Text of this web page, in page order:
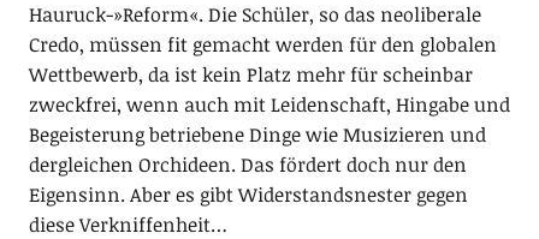
Hauruck-»Reform«. Die Schüler, so das neoliberale
Credo, müssen fit gemacht werden für den globalen
Wettbewerb, da ist kein Platz mehr für scheinbar
zweckfrei, wenn auch mit Leidenschaft, Hingabe und
Begeisterung betriebene Dinge wie Musizieren und
dergleichen Orchideen. Das fördert doch nur den
Eigensinn. Aber es gibt Widerstandsnester gegen
diese Verkniffenheit…